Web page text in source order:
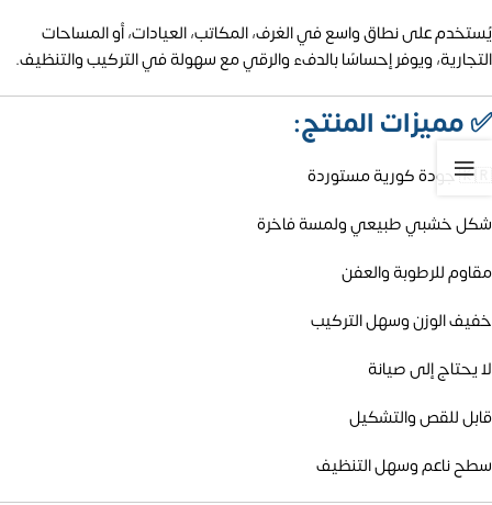
يُستخدم على نطاق واسع في الغرف، المكاتب، العيادات، أو المساحات
التجارية، ويوفر إحساسًا بالدفء والرقي مع سهولة في التركيب والتنظيف.
✅مميزات المنتج:
🇰🇷 جودة كورية مستوردة
شكل خشبي طبيعي ولمسة فاخرة
مقاوم للرطوبة والعفن
خفيف الوزن وسهل التركيب
لا يحتاج إلى صيانة
قابل للقص والتشكيل
سطح ناعم وسهل التنظيف